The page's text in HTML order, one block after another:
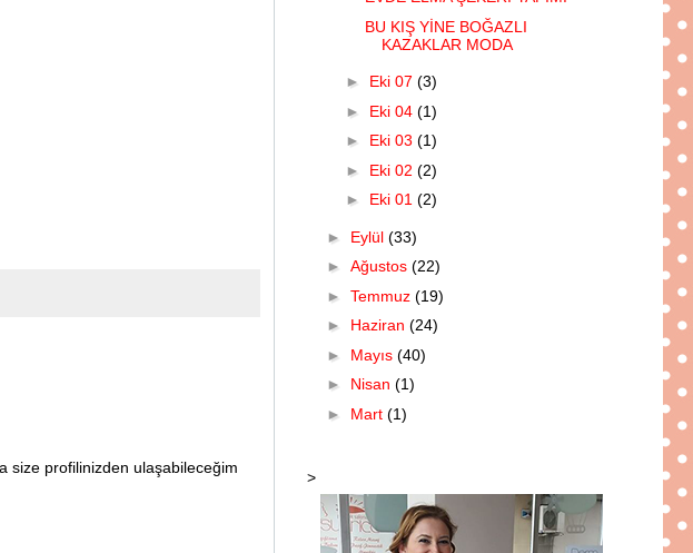
size profilinizden ulaşabileceğim
BU KIŞ YİNE BOĞAZLI
KAZAKLAR MODA
► Eki 07 (3)
► Eki 04 (1)
► Eki 03 (1)
► Eki 02 (2)
► Eki 01 (2)
► Eylül (33)
► Ağustos (22)
► Temmuz (19)
► Haziran (24)
► Mayıs (40)
► Nisan (1)
► Mart (1)
>